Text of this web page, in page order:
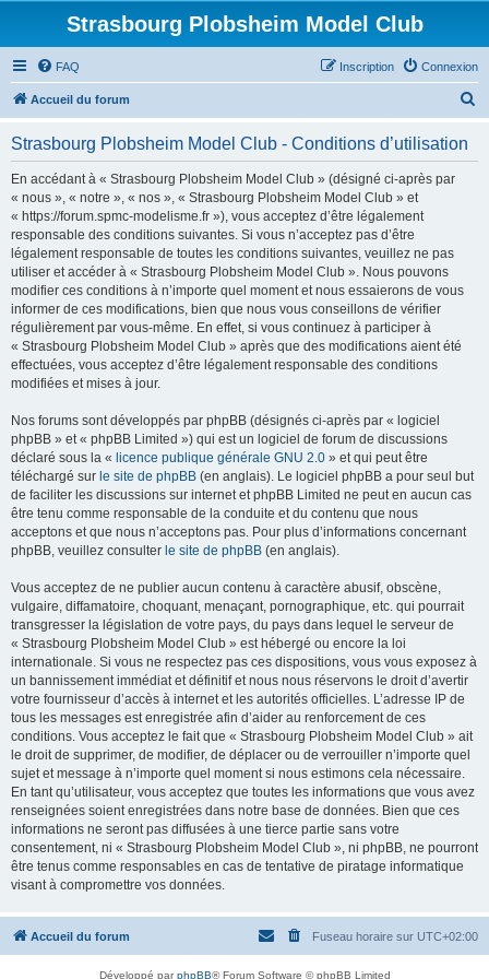
Strasbourg Plobsheim Model Club
FAQ Connexion
Inscription
Accueil du forum
Strasbourg Plobsheim Model Club - Conditions d’utilisation
En accédant à « Strasbourg Plobsheim Model Club » (désigné ci-après par
« nous », « notre », « nos », « Strasbourg Plobsheim Model Club » et
« https://forum.spmc-modelisme.fr »), vous acceptez d’être légalement
responsable des conditions suivantes. Si vous n’acceptez pas d’être
légalement responsable de toutes les conditions suivantes, veuillez ne pas
utiliser et accéder à « Strasbourg Plobsheim Model Club ». Nous pouvons
modifier ces conditions à n’importe quel moment et nous essaierons de vous
informer de ces modifications, bien que nous vous conseillons de vérifier
régulièrement par vous-même. En effet, si vous continuez à participer à
« Strasbourg Plobsheim Model Club » après que des modifications aient été
effectuées, vous acceptez d’être légalement responsable des conditions
modifiées et mises à jour.
Nos forums sont développés par phpBB (désignés ci-après par « logiciel
phpBB » et « phpBB Limited ») qui est un logiciel de forum de discussions
déclaré sous la « licence publique générale GNU 2.0 » et qui peut être
téléchargé sur le site de phpBB (en anglais). Le logiciel phpBB a pour seul but
de faciliter les discussions sur internet et phpBB Limited ne peut en aucun cas
être tenu comme responsable de la conduite et du contenu que nous
acceptons et que nous n’acceptons pas. Pour plus d’informations concernant
phpBB, veuillez consulter le site de phpBB (en anglais).
Vous acceptez de ne publier aucun contenu à caractère abusif, obscène,
vulgaire, diffamatoire, choquant, menaçant, pornographique, etc. qui pourrait
transgresser la législation de votre pays, du pays dans lequel le serveur de
« Strasbourg Plobsheim Model Club » est hébergé ou encore la loi
internationale. Si vous ne respectez pas ces dispositions, vous vous exposez à
un bannissement immédiat et définitif et nous nous réservons le droit d’avertir
votre fournisseur d’accès à internet et les autorités officielles. L’adresse IP de
tous les messages est enregistrée afin d’aider au renforcement de ces
conditions. Vous acceptez le fait que « Strasbourg Plobsheim Model Club » ait
le droit de supprimer, de modifier, de déplacer ou de verrouiller n’importe quel
sujet et message à n’importe quel moment si nous estimons cela nécessaire.
En tant qu’utilisateur, vous acceptez que toutes les informations que vous avez
renseignées soient enregistrées dans notre base de données. Bien que ces
informations ne seront pas diffusées à une tierce partie sans votre
consentement, ni « Strasbourg Plobsheim Model Club », ni phpBB, ne pourront
être tenus comme responsables en cas de tentative de piratage informatique
visant à compromettre vos données.
Accueil du forum Fuseau horaire sur UTC+02:00
Développé parphpBB® Forum Software © phpBB Limited